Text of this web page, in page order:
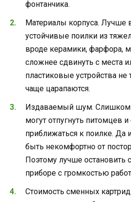
фонтанчика.
Материалы корпуса. Лучше
устойчивые поилки из
вроде керамики, фарфора,
сложнее сдвинуть с места
пластиковые устройства не
чаще царапаются.
Издаваемый шум.
могут отпугнуть питомцев
приближаться к поилке. Да
быть некомфортно от
Поэтому лучше остановить
приборе с громкостью
Стоимость сменных